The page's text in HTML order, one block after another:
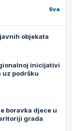
Sva
objekata
inicijativi
uz podršku
boravka djece u
grada